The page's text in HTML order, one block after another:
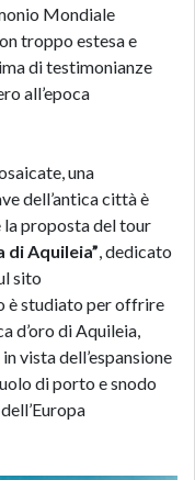
Mondiale
troppo estesa e
di testimonianze
all’epoca
una
dell’antica città è
la proposta del tour
di Aquileia”, dedicato
sito
è studiato per offrire
d’oro di Aquileia,
vista dell’espansione
di porto e snodo